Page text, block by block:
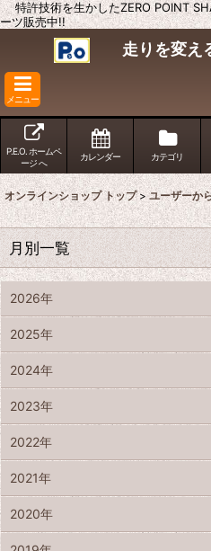
特許技術を生かしたZERO POINT
ーツ販売中!!
走りを変え
メニュー
P.E.O. ホームペ
ージ へ
カレンダー カテゴリ
オンラインショップ トップ > ユーザーか
月別一覧
2026年
2025年
2024年
2023年
2022年
2021年
2020年